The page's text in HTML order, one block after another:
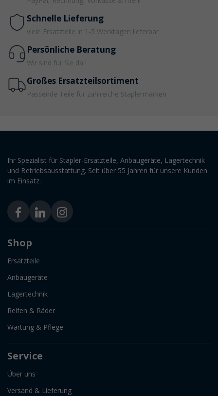
Schnelle Lieferung
viele Ersatzteile in 1-5 Werktagen lieferbar
Persönliche Beratung
Wir sind für Sie da !
Großes Ersatzteilsortiment
Passende Teile für zahlreiche Staplermarken
Ihr Spezialist für Stapler-Ersatzteile, Anbaugeräte, Lagertechnik
und Betriebsausstattung. Selt über 55 Jahren für unsere Kunden
im Einsatz.
Shop
Ersatzteile
Anbaugeräte
Lagertechnik
Reifen & Räder
Wartung & Pflege
Service
Über uns
Versand & Lieferung